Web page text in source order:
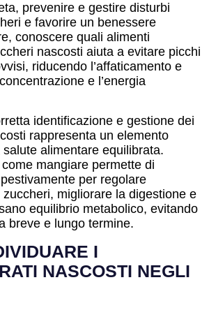
prevenire e gestire disturbi
e favorire un benessere
conoscere quali alimenti
nascosti aiuta a evitare picchi
riducendo l’affaticamento e
e l’energia
identificazione e gestione dei
rappresenta un elemento
alimentare equilibrata.
mangiare permette di
per regolare
zuccheri, migliorare la digestione e
equilibrio metabolico, evitando
breve e lungo termine.
I
NASCOSTI NEGLI